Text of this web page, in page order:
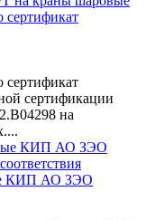
сертификации
на
КИП АО ЗЭО